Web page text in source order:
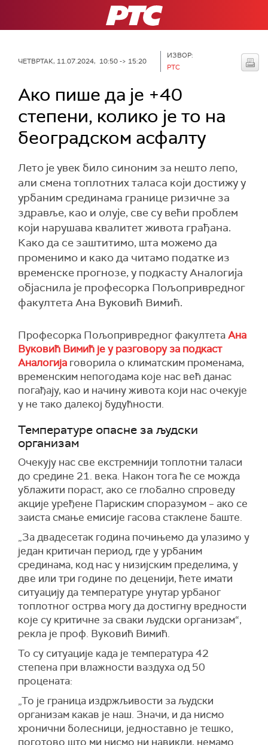
РТС
ЧЕТВРТАК, 11.07.2024, 10:50 -> 15:20
ИЗВОР:
РТС
Ако пише да је +40
степени, колико је то на
београдском асфалту
Лето је увек било синоним за нешто лепо,
али смена топлотних таласа који достижу у
урбаним срединама границе ризичне за
здравље, као и олује, све су већи проблем
који нарушава квалитет живота грађана.
Како да се заштитимо, шта можемо да
променимо и како да читамо податке из
временске прогнозе, у подкасту Аналогија
објаснила је професорка Пољопривредног
факултета Ана Вуковић Вимић.
Професорка Пољопривредног факултетаАна
Вуковић Вимић је у разговору за подкаст
Аналогија говорила о климатским променама,
временским непогодама које нас већ данас
погађају, као и начину живота који нас очекује
у не тако далекој будућности.
Температуре опасне за људски
организам
Очекују нас све екстремнији топлотни таласи
до средине 21. века. Након тога ће се можда
ублажити пораст, ако се глобално спроведу
акције уређене Париским споразумом – ако се
заиста смање емисије гасова стаклене баште.
„За двадесетак година почињемо да улазимо у
један критичан период, где у урбаним
срединама, код нас у низијским пределима, у
две или три године по деценији, ћете имати
ситуацију да температуре унутар урбаног
топлотног острва могу да достигну вредности
које су критичне за сваки људски организам“,
рекла је проф. Вуковић Вимић.
То су ситуације када је температура 42
степена при влажности ваздуха од 50
процената:
„То је граница издржљивости за људски
организам какав је наш. Значи, и да нисмо
хронични болесници, једноставно је тешко,
поготово што ми нисмо ни навикли, немамо